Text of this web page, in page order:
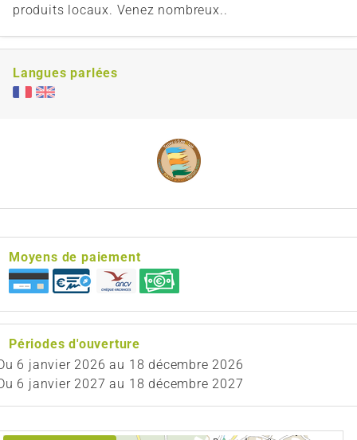
produits locaux. Venez nombreux..
Langues parlées
Moyens de paiement
Périodes d'ouverture
6 janvier 2026 au 18 décembre 2026
6 janvier 2027 au 18 décembre 2027